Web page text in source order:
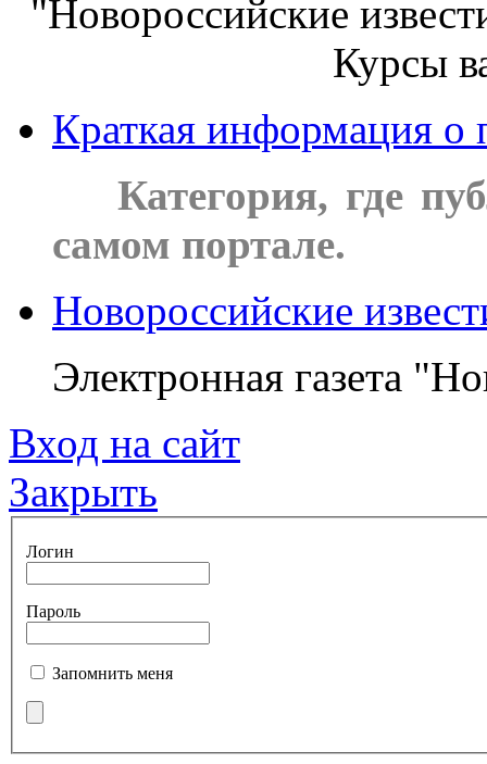
"Новороссийские
Курсы
Краткая информация
Категория, где
самом портале.
Новороссийские
Электронная газета
Вход на сайт
Закрыть
Логин
Пароль
Запомнить меня